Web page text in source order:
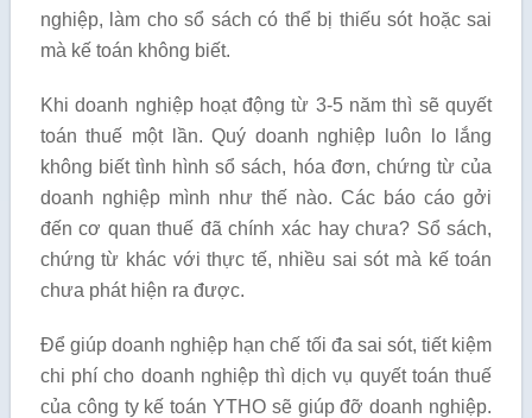
nghiệp, làm cho sổ sách có thể bị thiếu sót hoặc sai
mà kế toán không biết.
Khi doanh nghiệp hoạt động từ 3-5 năm thì sẽ quyết
toán thuế một lần. Quý doanh nghiệp luôn lo lắng
không biết tình hình sổ sách, hóa đơn, chứng từ của
doanh nghiệp mình như thế nào. Các báo cáo gởi
đến cơ quan thuế đã chính xác hay chưa? Sổ sách,
chứng từ khác với thực tế, nhiều sai sót mà kế toán
chưa phát hiện ra được.
Để giúp doanh nghiệp hạn chế tối đa sai sót, tiết kiệm
chi phí cho doanh nghiệp thì dịch vụ quyết toán thuế
của công ty kế toán YTHO sẽ giúp đỡ doanh nghiệp.